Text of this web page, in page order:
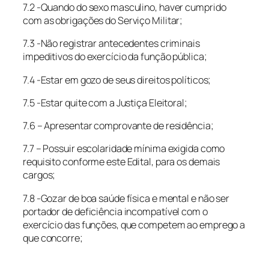
7.2 -Quando do sexo masculino, haver cumprido
com as obrigações do Serviço Militar;
7.3 -Não registrar antecedentes criminais
impeditivos do exercício da função pública;
7.4 -Estar em gozo de seus direitos políticos;
7.5 -Estar quite com a Justiça Eleitoral;
7.6 – Apresentar comprovante de residência;
7.7 – Possuir escolaridade mínima exigida como
requisito conforme este Edital, para os demais
cargos;
7.8 -Gozar de boa saúde física e mental e não ser
portador de deficiência incompatível com o
exercício das funções, que competem ao emprego a
que concorre;